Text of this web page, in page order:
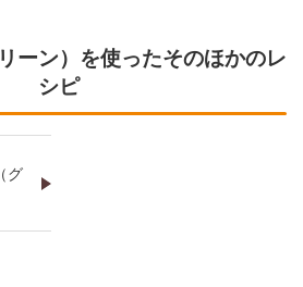
ーン）を使ったそのほかのレ
シピ
グ